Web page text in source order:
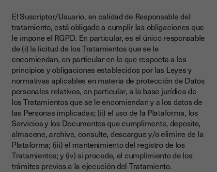
El Suscriptor/Usuario, en calidad de Responsable del
tratamiento, está obligado a cumplir las obligaciones que
le impone el RGPD. En particular, es el único responsable
de (i) la licitud de los Tratamientos que se le
encomiendan, en particular en lo que respecta a los
principios y obligaciones establecidos por las Leyes y
normativas aplicables en materia de protección de Datos
personales relativos, en particular, a la base jurídica de
los Tratamientos que se le encomiendan y a los datos de
las Personas implicadas; (ii) el uso de la Plataforma, los
Servicios y los Documentos que cumplimente, deposite,
almacene, archive, consulte, descargue y/o elimine de la
Plataforma; (iii) el mantenimiento del registro de los
Tratamientos; y (iv) si procede, el cumplimiento de los
trámites previos a la ejecución del Tratamiento.